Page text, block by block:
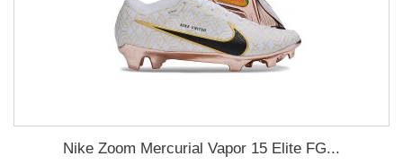
Nike Zoom Mercurial Vapor 15 Elite FG...